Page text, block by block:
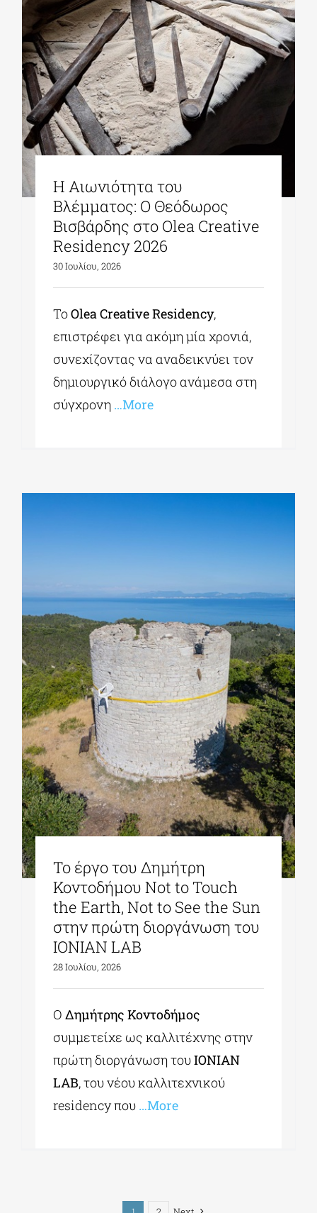
Η Αιωνιότητα του
Βλέμματος: Ο Θεόδωρος
Βισβάρδης στο Olea Creative
Residency 2026
30 Ιουλίου, 2026
ΤοOlea Creative Residency,
επιστρέφει για ακόμη μία χρονιά,
συνεχίζοντας να αναδεικνύει τον
δημιουργικό διάλογο ανάμεσα στη
σύγχρονη …More
Το έργο του Δημήτρη
Κοντοδήμου Not to Touch
the Earth, Not to See the Sun
στην πρώτη διοργάνωση του
IONIAN LAB
28 Ιουλίου, 2026
ΟΔημήτρης Κοντοδήμος
συμμετείχε ως καλλιτέχνης στην
πρώτη διοργάνωση τουIONIAN
LAB, του νέου καλλιτεχνικού
residency που …More